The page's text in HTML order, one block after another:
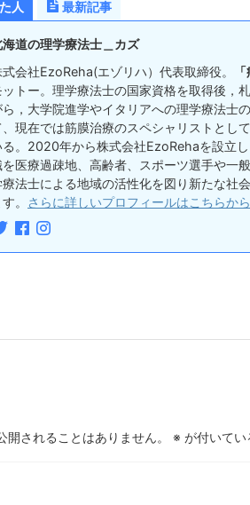
人 最新記事
海道の理学療法士＿カズ
会社EzoReha(エゾリハ）代表取締役。
ットー。理学療法士の国家資格を取得後，
ら，大学院進学やイタリアへの理学療法士
、現在では筋膜治療のスペシャリストとし
る。2020年から株式会社EzoRehaを設立
を医療過疎地、高齢者、スポーツ選手や一
療法士による地域の活性化を図り新たな社
。
さらに詳しいプロフィールはこちらから
開されることはありません。 ※ が付いてい